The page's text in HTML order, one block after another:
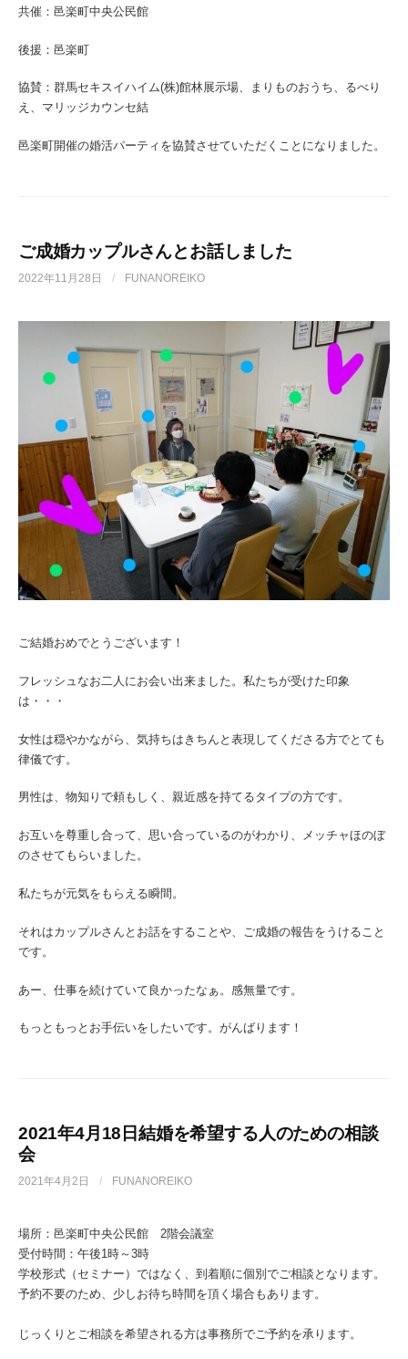
共催：邑楽町中央公民館
後援：邑楽町
協賛：群馬セキスイハイム(株)館林展示場、まりものおうち、るべり
え、マリッジカウンセ結
邑楽町開催の婚活パーティを協賛させていただくことになりました。
ご成婚カップルさんとお話しました
2022年11月28日 / FUNANOREIKO
ご結婚おめでとうございます！
フレッシュなお二人にお会い出来ました。私たちが受けた印象
は・・・
女性は穏やかながら、気持ちはきちんと表現してくださる方でとても
律儀です。
男性は、物知りで頼もしく、親近感を持てるタイプの方です。
お互いを尊重し合って、思い合っているのがわかり、メッチャほのぼ
のさせてもらいました。
私たちが元気をもらえる瞬間。
それはカップルさんとお話をすることや、ご成婚の報告をうけること
です。
あー、仕事を続けていて良かったなぁ。感無量です。
もっともっとお手伝いをしたいです。がんばります！
2021年4月18日結婚を希望する人のための相談
会
2021年4月2日 / FUNANOREIKO
場所：邑楽町中央公民館 2階会議室
受付時間：午後1時～3時
学校形式（セミナー）ではなく、到着順に個別でご相談となります。
予約不要のため、少しお待ち時間を頂く場合もあります。
じっくりとご相談を希望される方は事務所でご予約を承ります。